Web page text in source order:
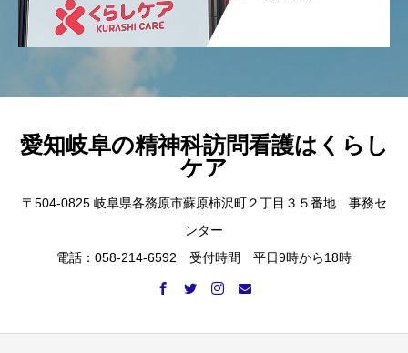
愛知岐阜の精神科訪問看護はくらし
ケア
〒504-0825 岐阜県各務原市蘇原柿沢町２丁目３５番地 事務セ
ンター
電話：058-214-6592 受付時間 平日9時から18時